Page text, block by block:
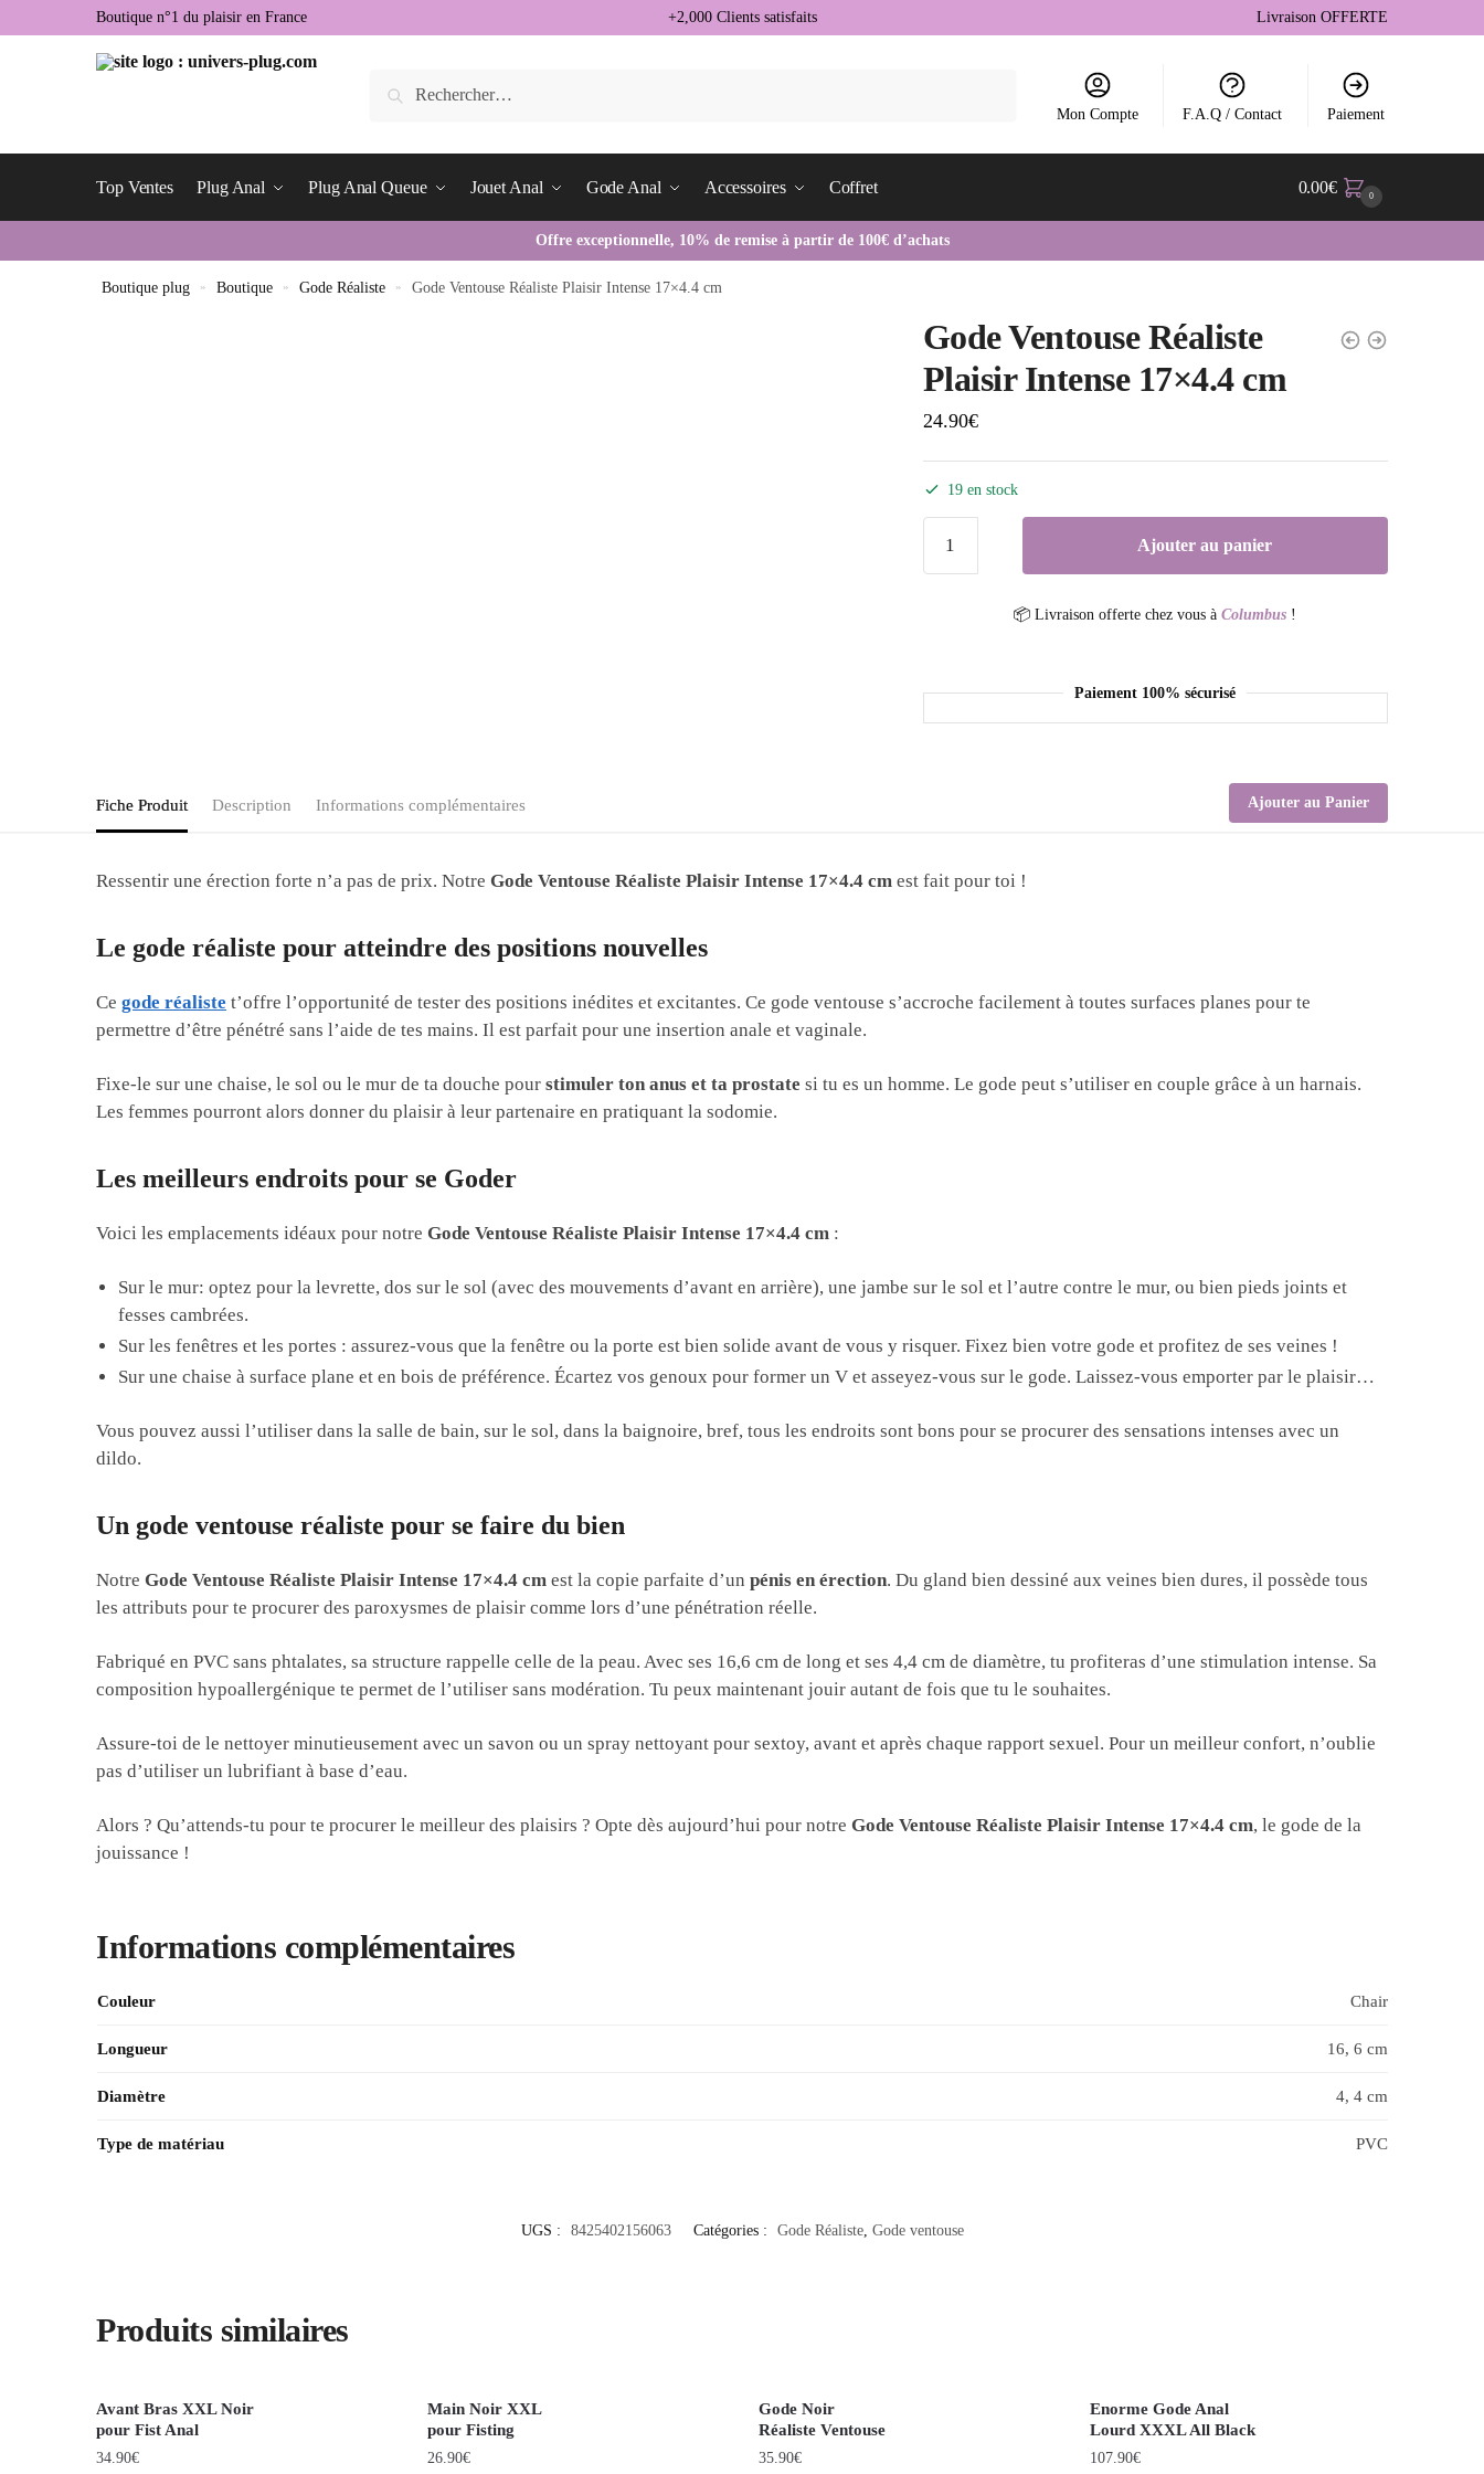
Boutique n°1 du plaisir en France +2,000 Clients satisfaits Livraison OFFERTE
Mon Compte F.A.Q / Contact Paiement
Top Ventes Plug Anal Plug Anal Queue Jouet Anal Gode Anal Accessoires Coffret 0.00€ 0
Offre exceptionnelle, 10% de remise à partir de 100€ d’achats
Boutique plug » Boutique » Gode Réaliste » Gode Ventouse Réaliste Plaisir Intense 17×4.4 cm
Gode Ventouse Réaliste
Plaisir Intense 17×4.4 cm
24.90€
19 en stock
Ajouter au panier
📦 Livraison offerte chez vous àColumbus !
Paiement 100% sécurisé
Fiche Produit Description Informations complémentaires Ajouter au Panier
Ressentir une érection forte n’a pas de prix. NotreGode Ventouse Réaliste Plaisir Intense 17×4.4 cm est fait pour toi !
Le gode réaliste pour atteindre des positions nouvelles
Cegode réaliste t’offre l’opportunité de tester des positions inédites et excitantes. Ce gode ventouse s’accroche facilement à toutes surfaces planes pour te
permettre d’être pénétré sans l’aide de tes mains. Il est parfait pour une insertion anale et vaginale.
Fixe-le sur une chaise, le sol ou le mur de ta douche pourstimuler ton anus et ta prostate si tu es un homme. Le gode peut s’utiliser en couple grâce à un harnais.
Les femmes pourront alors donner du plaisir à leur partenaire en pratiquant la sodomie.
Les meilleurs endroits pour se Goder
Voici les emplacements idéaux pour notreGode Ventouse Réaliste Plaisir Intense 17×4.4 cm :
Sur le mur: optez pour la levrette, dos sur le sol (avec des mouvements d’avant en arrière), une jambe sur le sol et l’autre contre le mur, ou bien pieds joints et
fesses cambrées.
Sur les fenêtres et les portes : assurez-vous que la fenêtre ou la porte est bien solide avant de vous y risquer. Fixez bien votre gode et profitez de ses veines !
Sur une chaise à surface plane et en bois de préférence. Écartez vos genoux pour former un V et asseyez-vous sur le gode. Laissez-vous emporter par le plaisir…
Vous pouvez aussi l’utiliser dans la salle de bain, sur le sol, dans la baignoire, bref, tous les endroits sont bons pour se procurer des sensations intenses avec un
dildo.
Un gode ventouse réaliste pour se faire du bien
NotreGode Ventouse Réaliste Plaisir Intense 17×4.4 cm est la copie parfaite d’unpénis en érection. Du gland bien dessiné aux veines bien dures, il possède tous
les attributs pour te procurer des paroxysmes de plaisir comme lors d’une pénétration réelle.
Fabriqué en PVC sans phtalates, sa structure rappelle celle de la peau. Avec ses 16,6 cm de long et ses 4,4 cm de diamètre, tu profiteras d’une stimulation intense. Sa
composition hypoallergénique te permet de l’utiliser sans modération. Tu peux maintenant jouir autant de fois que tu le souhaites.
Assure-toi de le nettoyer minutieusement avec un savon ou un spray nettoyant pour sextoy, avant et après chaque rapport sexuel. Pour un meilleur confort, n’oublie
pas d’utiliser un lubrifiant à base d’eau.
Alors ? Qu’attends-tu pour te procurer le meilleur des plaisirs ? Opte dès aujourd’hui pour notreGode Ventouse Réaliste Plaisir Intense 17×4.4 cm, le gode de la
jouissance !
Informations complémentaires
Couleur Chair
Longueur 16, 6 cm
Diamètre 4, 4 cm
Type de matériau PVC
UGS : 8425402156063 Catégories : Gode Réaliste, Gode ventouse
Produits similaires
Avant Bras XXL Noir
pour Fist Anal
34.90€
Main Noir XXL
pour Fisting
26.90€
Gode Noir
Réaliste Ventouse
35.90€
Enorme Gode Anal
Lourd XXXL All Black
107.90€